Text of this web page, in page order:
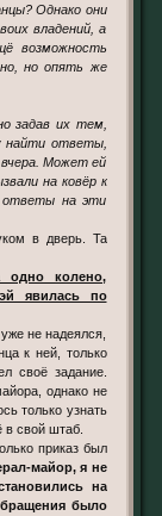
Однако они
владений, а
возможность
но опять же
задав их тем,
найти ответы,
Может ей
на ковёр к
ответы на эти
в дверь. Та
одно колено,
явилась по
не надеялся,
к ней, только
своё задание.
однако не
только узнать
в свой штаб.
приказ был
майор, я не
на
было